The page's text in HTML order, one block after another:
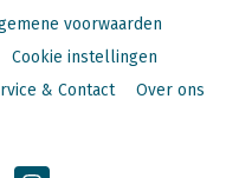
voorwaarden
Cookie instellingen
& Contact Over ons